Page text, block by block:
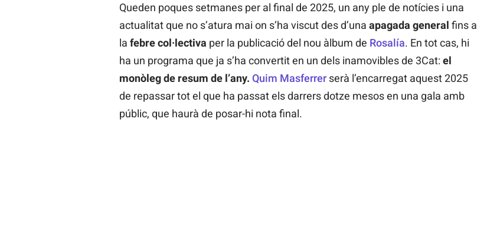
Queden poques setmanes per al final de 2025, un any ple de notícies i una
actualitat que no s’atura mai on s’ha viscut des d’una apagada general fins a
la febre col·lectiva per la publicació del nou àlbum de Rosalía. En tot cas, hi
ha un programa que ja s’ha convertit en un dels inamovibles de 3Cat: el
monòleg de resum de l’any. Quim Masferrerserà l’encarregat aquest 2025
de repassar tot el que ha passat els darrers dotze mesos en una gala amb
públic, que haurà de posar-hi nota final.